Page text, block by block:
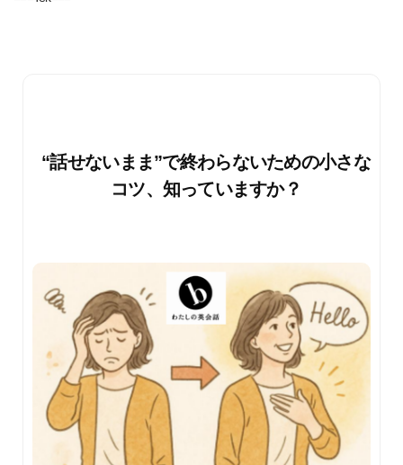
“話せないまま”で終わらないための小さな
コツ、知っていますか？